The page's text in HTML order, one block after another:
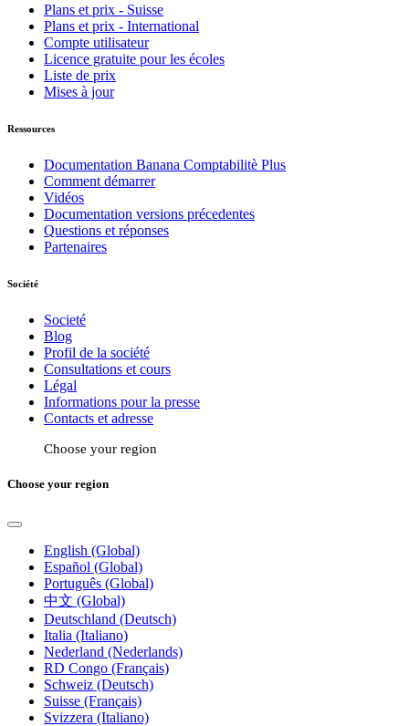
Plans et prix - Suisse
Plans et prix - International
Compte utilisateur
Licence gratuite pour les écoles
Liste de prix
Mises à jour
Ressources
Documentation Banana Comptabilitè Plus
Comment démarrer
Vidéos
Documentation versions précedentes
Questions et réponses
Partenaires
Société
Societé
Blog
Profil de la société
Consultations et cours
Légal
Informations pour la presse
Contacts et adresse
Choose your region
Choose your region
English (Global)
Español (Global)
Português (Global)
中文 (Global)
Deutschland (Deutsch)
Italia (Italiano)
Nederland (Nederlands)
RD Congo (Français)
Schweiz (Deutsch)
Suisse (Français)
Svizzera (Italiano)